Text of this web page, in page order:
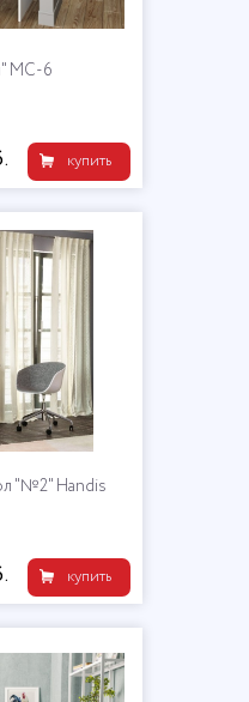
МС-6
купить
"№2" Handis
купить